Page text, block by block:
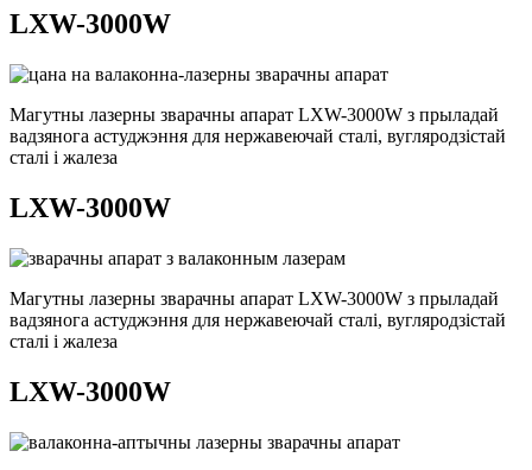
LXW-3000W
Магутны лазерны зварачны апарат LXW-3000W з прыладай
вадзянога астуджэння для нержавеючай сталі, вугляродзістай
сталі і жалеза
LXW-3000W
Магутны лазерны зварачны апарат LXW-3000W з прыладай
вадзянога астуджэння для нержавеючай сталі, вугляродзістай
сталі і жалеза
LXW-3000W